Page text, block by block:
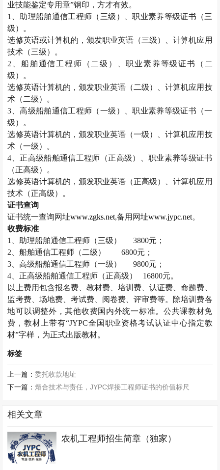
业技能鉴定专用章”钢印，方才有效。
1
、助理船舶通信工程师（三级）、职业素养等级证书（三
级）。
选修英语或计算机的，颁发职业英语（三级）、计算机应用
技术（三级）。
2 、船舶通信工程师（二级）、职业素养等级证书（二
级）。
选修英语计算机的，颁发职业英语（二级）、计算机应用技
术（二级）。
3 、高级船舶通信工程师（一级）、职业素养等级证书（一
级）。
选修英语计算机的，颁发职业英语（一级）、计算机应用技
术（一级）。
4 、正高级船舶通信工程师（正高级）、职业素养等级证书
（正高级）。
选修英语计算机的，颁发职业英语（正高级）、计算机应用
技术（正高级）。
证书查询
证书统一查询网址www.zgks.net,备用网址www.jypc.net。
收费标准
1
、助理船舶通信工程师（三级） 3800元；
2 、船舶通信工程师（二级） 6800元；
3 、高级船舶通信工程师（一级） 9800元；
4 、正高级船舶通信工程师（正高级） 16800元。
以上费用包含报名费、教材费、培训费、认证费、命题费、
监考费、场地费、考试费、阅卷费、评审费等。除培训费各
地可以调整外，其他收费国内外统一标准。公共课教材免
费，教材上带有“JYPC全国职业资格考试认证中心指定教
材”字样，为正式出版教材。
标签
上一篇：委托收款地址
下一篇：熔合技术与责任，JYPC焊接工程师证书的价值标尺
相关文章
农机工程师招生简章（独家）